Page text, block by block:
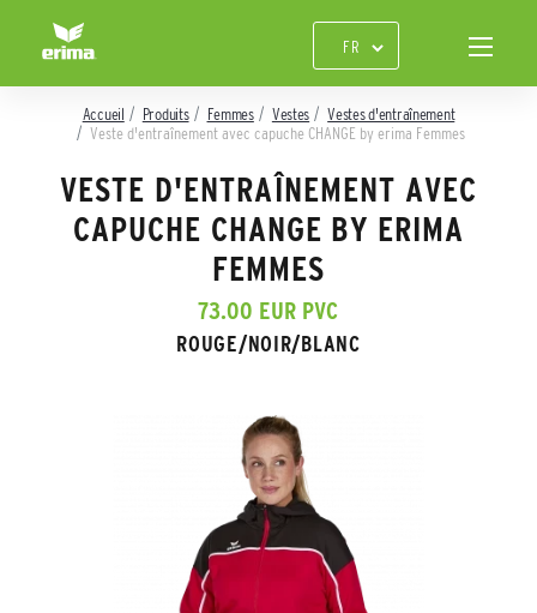
Accueil Produits Femmes Vestes
Vestes d'entraînement
Veste d'entraînement avec capuche CHANGE by erima Femmes
VESTE D'ENTRAÎNEMENT AVEC
CAPUCHE CHANGE BY ERIMA
FEMMES
73.00 EUR PVC
ROUGE/NOIR/BLANC